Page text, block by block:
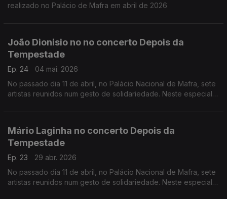
realizado no Palácio de Mafra em abril de 2026
João Dionisio no no concerto Depois da
Tempestade
Ep. 24
04 mai. 2026
No passado dia 11 de abril, no Palácio Nacional de Mafra, sete
artistas reunidos num gesto de solidariedade. Neste especial
Mário Laginha no concerto Depois da
Tempestade
Ep. 23
29 abr. 2026
No passado dia 11 de abril, no Palácio Nacional de Mafra, sete
artistas reunidos num gesto de solidariedade. Neste especial